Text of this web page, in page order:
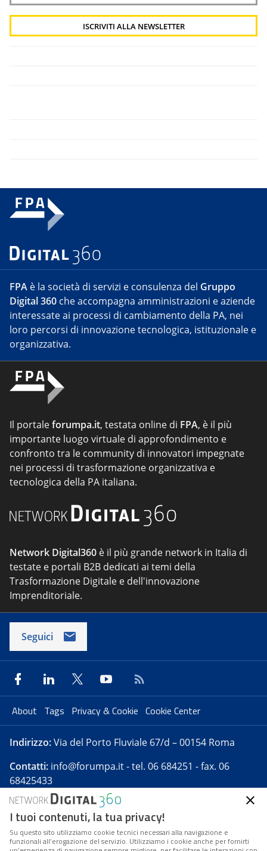
FPA è la società di servizi e consulenza del Gruppo
Digital 360 che accompagna amministrazioni e aziende
interessate ai processi di cambiamento della PA, nei
loro percorsi di innovazione tecnologica, istituzionale e
organizzativa.
Il portaleforumpa.it, testata online di FPA, è il più
importante luogo virtuale di approfondimento e
confronto tra le community di innovatori impegnate
nei processi di trasformazione organizzativa e
tecnologica della PA italiana.
Network Digital360 è il più grande network in Italia di
testate e portali B2B dedicati ai temi della
Trasformazione Digitale e dell'innovazione
Imprenditoriale.
Seguici
About Tags Privacy & Cookie Cookie Center
Indirizzo:Via del Porto Fluviale 67/d – 00154 Roma
Contatti: info@forumpa.it- tel. 06 684251 - fax. 06
68425433
Forumpa.itè una pubblicazione telematica iscritta
presso Registro della stampa del Tribunale di Roma -
Reg. n. 182 del 2 maggio 2008 - Direttore resp. Michela
I tuoi contenuti, la tua privacy!
Su questo sito utilizziamo cookie tecnici necessari alla navigazione e
funzionali all’erogazione del servizio. Utilizziamo i cookie anche per fornirti